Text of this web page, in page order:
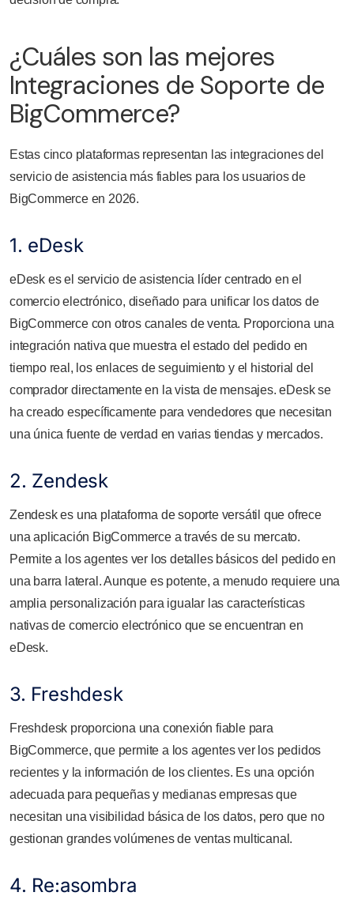
¿Cuáles son las mejores
Integraciones de Soporte de
BigCommerce?
Estas cinco plataformas representan las integraciones del
servicio de asistencia más fiables para los usuarios de
BigCommerce en 2026.
1. eDesk
eDesk es el servicio de asistencia líder centrado en el
comercio electrónico, diseñado para unificar los datos de
BigCommerce con otros canales de venta. Proporciona una
integración nativa que muestra el estado del pedido en
tiempo real, los enlaces de seguimiento y el historial del
comprador directamente en la vista de mensajes. eDesk se
ha creado específicamente para vendedores que necesitan
una única fuente de verdad en varias tiendas y mercados.
2. Zendesk
Zendesk es una plataforma de soporte versátil que ofrece
una aplicación BigCommerce a través de su mercato.
Permite a los agentes ver los detalles básicos del pedido en
una barra lateral. Aunque es potente, a menudo requiere una
amplia personalización para igualar las características
nativas de comercio electrónico que se encuentran en
eDesk.
3. Freshdesk
Freshdesk proporciona una conexión fiable para
BigCommerce, que permite a los agentes ver los pedidos
recientes y la información de los clientes. Es una opción
adecuada para pequeñas y medianas empresas que
necesitan una visibilidad básica de los datos, pero que no
gestionan grandes volúmenes de ventas multicanal.
4. Re:asombra